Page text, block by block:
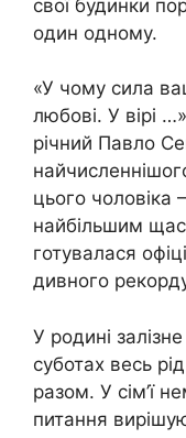
свої будинки
один одному.
«У чому сила
любові. У вірі
річний Павло
цього чоловіка
найбільшим
готувалася
дивного
У родині
суботах весь
разом. У сім’ї
питання